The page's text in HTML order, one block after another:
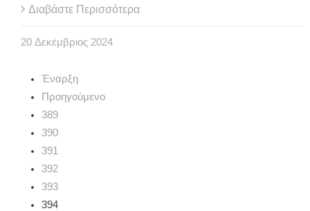
Διαβάστε Περισσότερα
20 Δεκέμβριος 2024
Έναρξη
Προηγούμενο
389
390
391
392
393
394